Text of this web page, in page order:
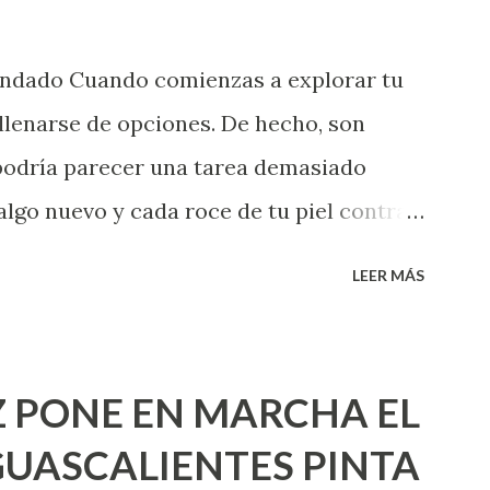
Cuando comienzas a explorar tu
de opciones. De hecho, son
parecer una tarea demasiado
nuevo y cada roce de tu piel contra
cuando aún no conoces ni la mitad de
quienes ya han tenido relaciones
en el tema. Siempre hay algo
LEER MÁS
EN MARCHA EL
PINTA